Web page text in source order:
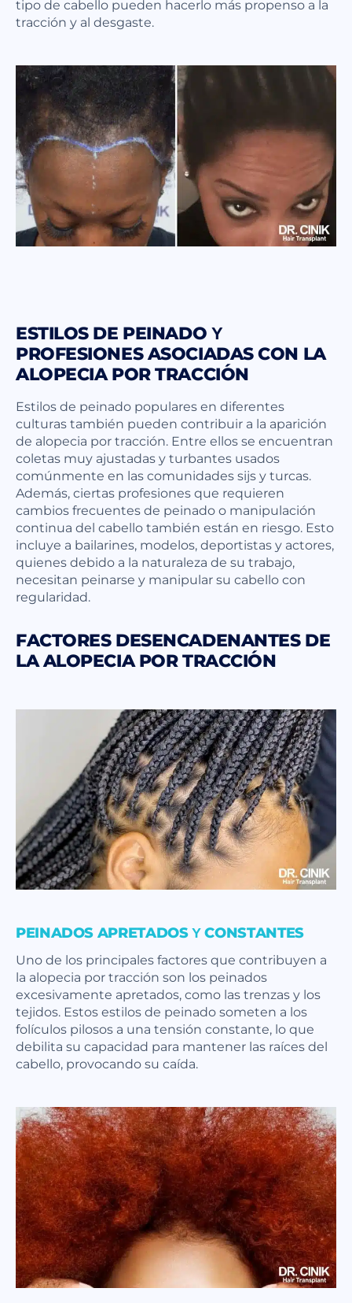
tipo de cabello pueden hacerlo más propenso a la
tracción y al desgaste.
ESTILOS DE PEINADO Y
PROFESIONES ASOCIADAS CON LA
ALOPECIA POR TRACCIÓN
Estilos de peinado populares en diferentes
culturas también pueden contribuir a la aparición
de alopecia por tracción. Entre ellos se encuentran
coletas muy ajustadas y turbantes usados
comúnmente en las comunidades sijs y turcas.
Además, ciertas profesiones que requieren
cambios frecuentes de peinado o manipulación
continua del cabello también están en riesgo. Esto
incluye a bailarines, modelos, deportistas y actores,
quienes debido a la naturaleza de su trabajo,
necesitan peinarse y manipular su cabello con
regularidad.
FACTORES DESENCADENANTES DE
LA ALOPECIA POR TRACCIÓN
PEINADOS APRETADOS Y CONSTANTES
Uno de los principales factores que contribuyen a
la alopecia por tracción son los peinados
excesivamente apretados, como las trenzas y los
tejidos. Estos estilos de peinado someten a los
folículos pilosos a una tensión constante, lo que
debilita su capacidad para mantener las raíces del
cabello, provocando su caída.